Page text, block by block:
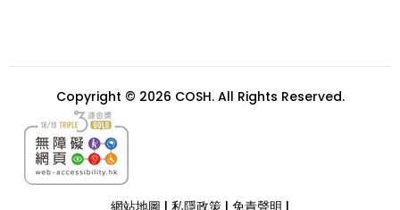
Copyright © 2026 COSH. All Rights Reserved.
網站地圖 | 私隱政策 | 免責聲明 |